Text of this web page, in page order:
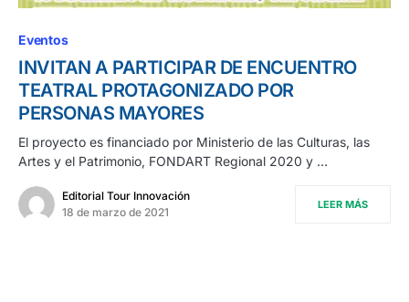
Eventos
INVITAN A PARTICIPAR DE ENCUENTRO
TEATRAL PROTAGONIZADO POR
PERSONAS MAYORES
El proyecto es financiado por Ministerio de las Culturas, las
Artes y el Patrimonio, FONDART Regional 2020 y …
Editorial Tour Innovación
18 de marzo de 2021
LEER MÁS